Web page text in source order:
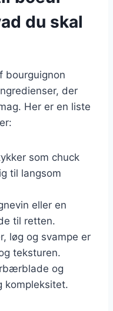
du skal
bourguignon
der
Her er en liste
som chuck
til langsom
eller en
til retten.
løg og svampe er
teksturen.
og
kompleksitet.